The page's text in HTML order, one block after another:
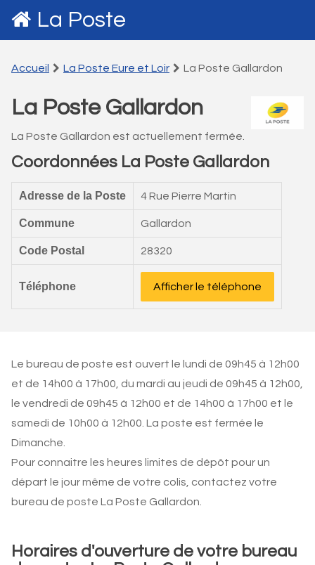
La Poste
Accueil La Poste Eure et Loir La Poste Gallardon
La Poste Gallardon
La Poste Gallardon est actuellement fermée.
Coordonnées La Poste Gallardon
Adresse de la Poste 4 Rue Pierre Martin
Commune Gallardon
Code Postal 28320
Téléphone Afficher le téléphone
Le bureau de poste est ouvert le lundi de 09h45 à 12h00
et de 14h00 à 17h00, du mardi au jeudi de 09h45 à 12h00,
le vendredi de 09h45 à 12h00 et de 14h00 à 17h00 et le
samedi de 10h00 à 12h00. La poste est fermée le
Dimanche.
Pour connaitre les heures limites de dépôt pour un
départ le jour même de votre colis, contactez votre
bureau de poste La Poste Gallardon.
Horaires d'ouverture de votre bureau